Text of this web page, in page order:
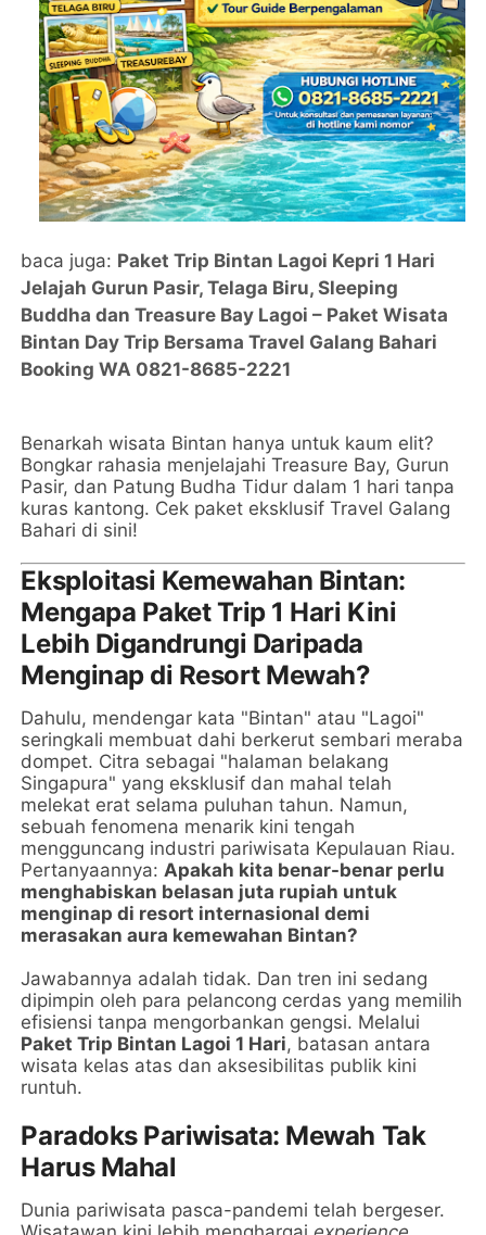
baca juga: Paket Trip Bintan Lagoi Kepri 1 Hari
Jelajah Gurun Pasir, Telaga Biru, Sleeping
Buddha dan Treasure Bay Lagoi – Paket Wisata
Bintan Day Trip Bersama Travel Galang Bahari
Booking WA 0821-8685-2221
Benarkah wisata Bintan hanya untuk kaum elit?
Bongkar rahasia menjelajahi Treasure Bay, Gurun
Pasir, dan Patung Budha Tidur dalam 1 hari tanpa
kuras kantong. Cek paket eksklusif Travel Galang
Bahari di sini!
Eksploitasi Kemewahan Bintan:
Mengapa Paket Trip 1 Hari Kini
Lebih Digandrungi Daripada
Menginap di Resort Mewah?
Dahulu, mendengar kata "Bintan" atau "Lagoi"
seringkali membuat dahi berkerut sembari meraba
dompet. Citra sebagai "halaman belakang
Singapura" yang eksklusif dan mahal telah
melekat erat selama puluhan tahun. Namun,
sebuah fenomena menarik kini tengah
mengguncang industri pariwisata Kepulauan Riau.
Pertanyaannya: Apakah kita benar-benar perlu
menghabiskan belasan juta rupiah untuk
menginap di resort internasional demi
merasakan aura kemewahan Bintan?
Jawabannya adalah tidak. Dan tren ini sedang
dipimpin oleh para pelancong cerdas yang memilih
efisiensi tanpa mengorbankan gengsi. Melalui
Paket Trip Bintan Lagoi 1 Hari, batasan antara
wisata kelas atas dan aksesibilitas publik kini
runtuh.
Paradoks Pariwisata: Mewah Tak
Harus Mahal
Dunia pariwisata pasca-pandemi telah bergeser.